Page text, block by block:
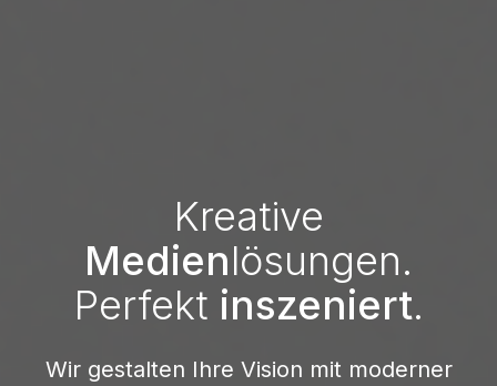
Kreative
Medienlösungen.
Perfekt inszeniert.
Wir gestalten Ihre Vision mit moderner